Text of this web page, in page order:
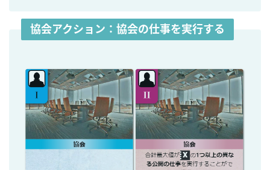
協会アクション ：協会の仕事を実行する